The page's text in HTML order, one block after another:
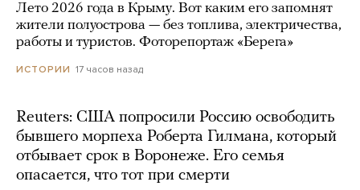
Лето 2026 года в Крыму. Вот каким его запомнят
жители полуострова — без топлива, электричества,
работы и туристов. Фоторепортаж «Берега»
ИСТОРИИ 17 часов назад
Reuters: США попросили Россию освободить
бывшего морпеха Роберта Гилмана, который
отбывает срок в Воронеже. Его семья
опасается, что тот при смерти